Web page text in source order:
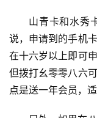
山青卡和水秀
说，申请到的手机
在十六岁以上即可
但拨打幺零零八六
点是送一年会员，